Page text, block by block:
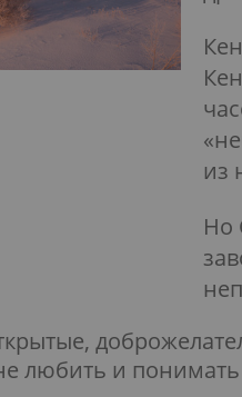
из
Но
любить и понимать